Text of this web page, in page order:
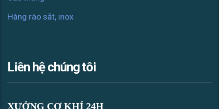
Hàng rào sắt, inox
Liên hệ chúng tôi
XƯỞNG CƠ KHÍ 24H